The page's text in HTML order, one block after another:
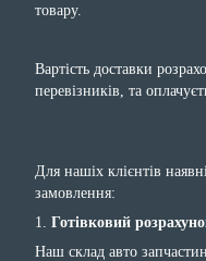
товару.
Вартість доставки
перевізників, та
Для нашіх клієнтів
замовлення:
1. Готівковий
Наш склад авто